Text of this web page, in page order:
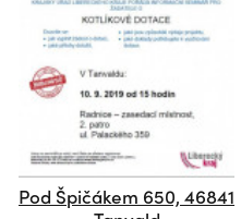
Pod Špičákem 650, 46841